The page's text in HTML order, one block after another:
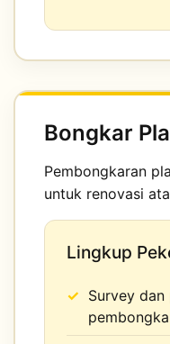
Bongkar
Pembongkaran
untuk renovasi
Lingkup
Survey dan